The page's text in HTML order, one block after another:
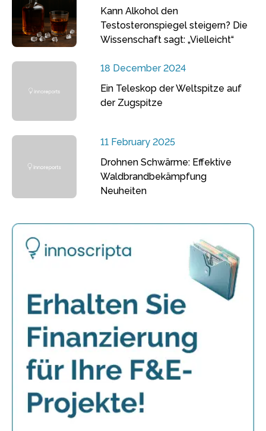
Kann Alkohol den
Testosteronspiegel steigern? Die
Wissenschaft sagt: „Vielleicht“
18 December 2024
Ein Teleskop der Weltspitze auf
der Zugspitze
11 February 2025
Drohnen Schwärme: Effektive
Waldbrandbekämpfung
Neuheiten